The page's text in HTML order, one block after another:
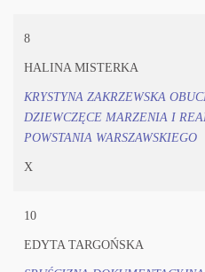
8
HALINA MISTERKA
KRYSTYNA ZAKRZEWSKA
DZIEWCZĘCE MARZENIA I
POWSTANIA WARSZAWSKIEGO
X
10
EDYTA TARGOŃSKA